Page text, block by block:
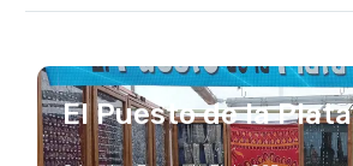
El Puesto de la Plata